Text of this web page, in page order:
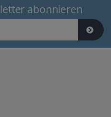
abonnieren